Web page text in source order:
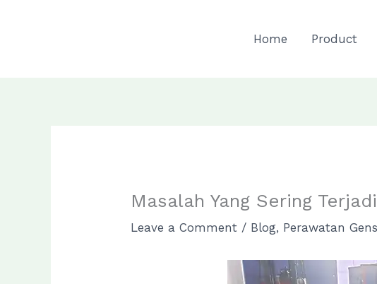
Home Product
Masalah Yang Sering
Leave a Comment / Blog, Perawatan